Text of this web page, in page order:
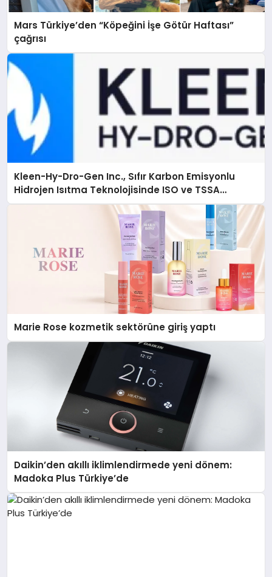
Mars Türkiye’den “Köpeğini İşe Götür Haftası”
çağrısı
Kleen-Hy-Dro-Gen Inc., Sıfır Karbon Emisyonlu
Hidrojen Isıtma Teknolojisinde ISO ve TSSA
Düzenleyici Onaylarını Aldı
Marie Rose kozmetik sektörüne giriş yaptı
Daikin’den akıllı iklimlendirmede yeni dönem:
Madoka Plus Türkiye’de